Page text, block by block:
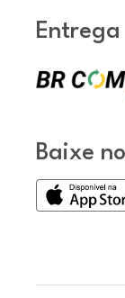
Entrega
Baixe